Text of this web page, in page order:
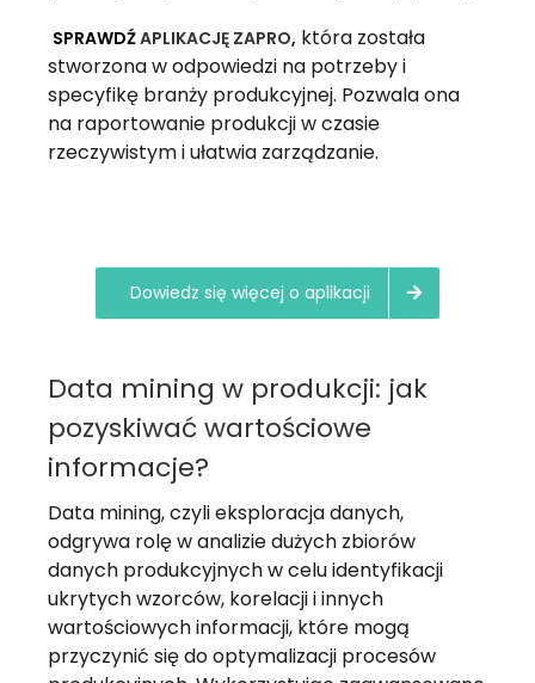
SPRAWDŹAPLIKACJĘ ZAPRO, która została
stworzona w odpowiedzi na potrzeby i
specyfikę branży produkcyjnej. Pozwala ona
na raportowanie produkcji w czasie
rzeczywistym i ułatwia zarządzanie.
Dowiedz się więcej o aplikacji
Data mining w produkcji: jak
pozyskiwać wartościowe
informacje?
Data mining, czyli eksploracja danych,
odgrywa rolę w analizie dużych zbiorów
danych produkcyjnych w celu identyfikacji
ukrytych wzorców, korelacji i innych
wartościowych informacji, które mogą
przyczynić się do optymalizacji procesów